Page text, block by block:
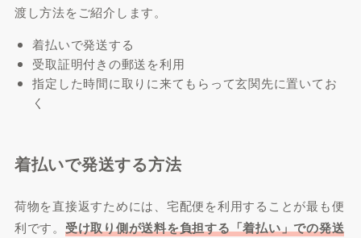
渡し方法をご紹介します。
着払いで発送する
受取証明付きの郵送を利用
指定した時間に取りに来てもらって玄関先に置いてお
く
着払いで発送する方法
荷物を直接返すためには、宅配便を利用することが最も便
利です。 受け取り側が送料を負担する「着払い」での発送